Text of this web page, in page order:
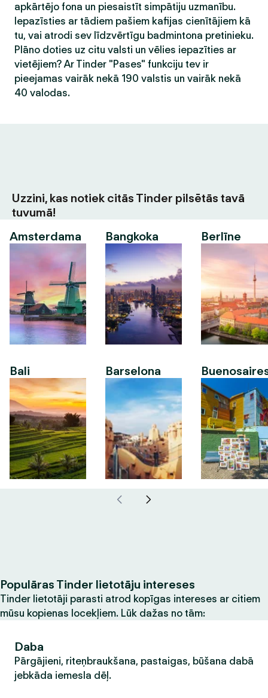
apkārtējo fona un piesaistīt simpātiju uzmanību.
Iepazīsties ar tādiem pašiem kafijas cienītājiem kā
tu, vai atrodi sev līdzvērtīgu badmintona pretinieku.
Plāno doties uz citu valsti un vēlies iepazīties ar
vietējiem? Ar Tinder "Pases" funkciju tev ir
pieejamas vairāk nekā 190 valstis un vairāk nekā
40 valodas.
Uzzini, kas notiek citās Tinder pilsētās tavā
tuvumā!
Amsterdama
Bali
Bangkoka
Barselona
Berlīne
Populāras Tinder lietotāju intereses
Tinder lietotāji parasti atrod kopīgas intereses ar citiem
mūsu kopienas locekļiem. Lūk dažas no tām:
Daba
Pārgājieni, riteņbraukšana, pastaigas, būšana dabā
jebkāda iemesla dēļ.